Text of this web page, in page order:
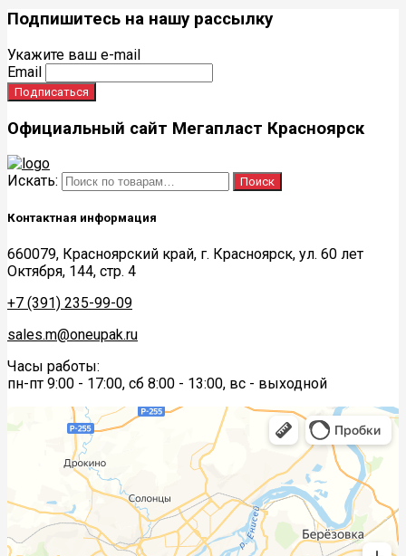
Подпишитесь на нашу рассылку
Укажите ваш e-mail
Email
Официальный сайт Мегапласт Красноярск
Искать: Поиск
Контактная информация
660079, Красноярский край, г. Красноярск, ул. 60 лет
Октября, 144, стр. 4
+7 (391) 235-99-09
sales.m@oneupak.ru
Часы работы:
пн-пт 9:00 - 17:00, сб 8:00 - 13:00, вс - выходной